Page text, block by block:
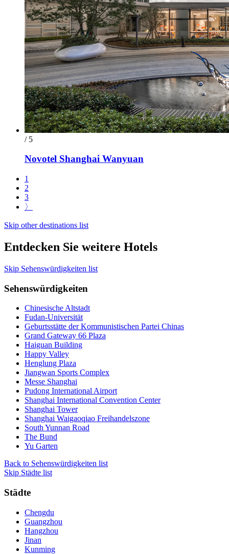
/ 5
Novotel Shanghai Wanyuan
1
2
3
〉
Skip other destinations list
Entdecken Sie weitere Hotels
Skip Sehenswürdigkeiten list
Sehenswürdigkeiten
Chinesische Altstadt
Fudan-Universität
Geburtsstätte der Kommunistischen Partei Chinas
Grand Gateway 66 Plaza
Haiguan Building
Happy Valley
Henglung Plaza
Jiangwan Sports Complex
Messe Shanghai
Pudong International Airport
Shanghai International Convention Center
Shanghai Tower
Shanghai Waigaoqiao Freihandelszone
South Yunnan Road
The Bund
Yu Garten
Back to Sehenswürdigkeiten list
Skip Städte list
Städte
Chengdu
Guangzhou
Hangzhou
Jinan
Kunming